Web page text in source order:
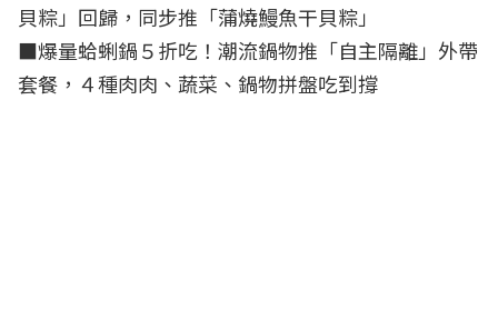
貝粽」回歸，同步推「蒲燒鰻魚干貝粽」
■爆量蛤蜊鍋５折吃！潮流鍋物推「自主隔離」外帶
套餐，４種肉肉、蔬菜、鍋物拼盤吃到撐